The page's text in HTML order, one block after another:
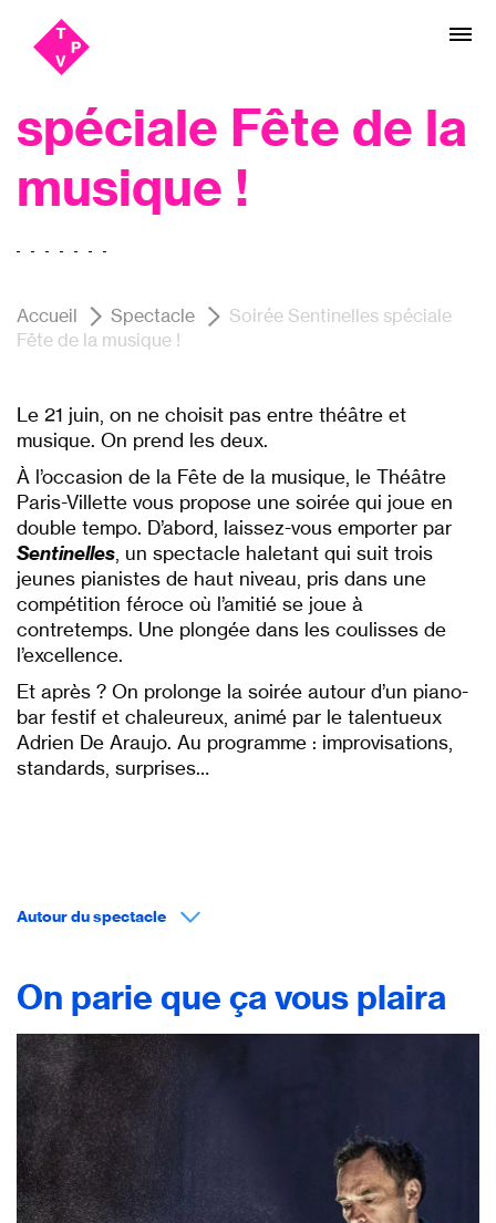
Aller
au
menu
Aller au
contenu
Soirée Sentinelles
spéciale Fête de la
musique !
Accueil Spectacle
Soirée Sentinelles spéciale
Fête de la musique !
Le 21 juin, on ne choisit pas entre théâtre et
musique. On prend les deux.
À l’occasion de la Fête de la musique, le Théâtre
Paris-Villette vous propose une soirée qui joue en
double tempo. D’abord, laissez-vous emporter par
Sentinelles, un spectacle haletant qui suit trois
jeunes pianistes de haut niveau, pris dans une
compétition féroce où l’amitié se joue à
contretemps. Une plongée dans les coulisses de
l’excellence.
Et après ? On prolonge la soirée autour d’un piano-
bar festif et chaleureux, animé par le talentueux
Adrien De Araujo. Au programme : improvisations,
standards, surprises…
Autour du spectacle
On parie que ça vous plaira